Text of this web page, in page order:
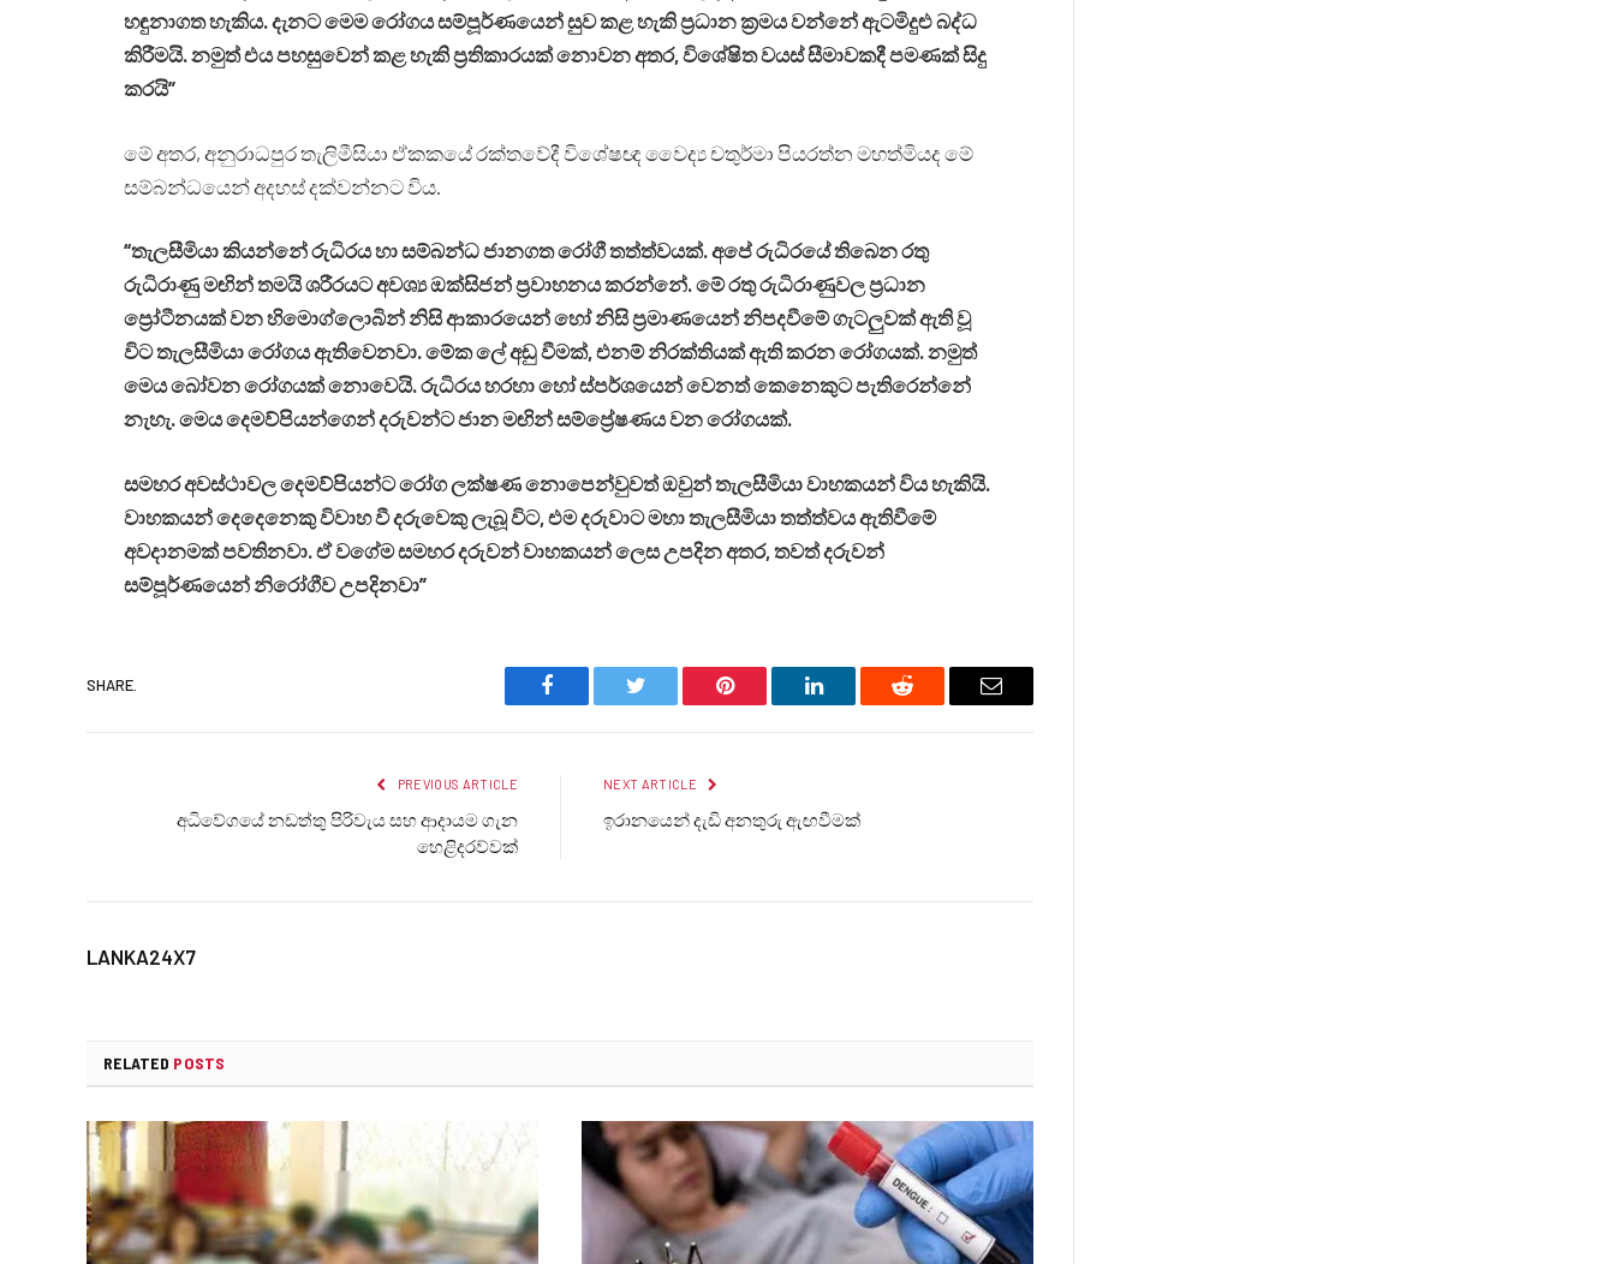
හඳුනාගත හැකිය. දැනට මෙම රෝගය සම්පූර්ණයෙන් සුව කළ හැකි ප්‍රධාන ක්‍රමය වන්නේ ඇටමිදුළු බද්ධ
කිරීමයි. නමුත් එය පහසුවෙන් කළ හැකි ප්‍රතිකාරයක් නොවන අතර, විශේෂිත වයස් සීමාවකදී පමණක් සිදු
කරයි”
මේ අතර, අනුරාධපුර තැලිමීසියා ඒකකයේ රක්තවේදී විශේෂඥ වෛද්‍ය චතුර්මා පියරත්න මහත්මියද මේ
සම්බන්ධයෙන් අදහස් දක්වන්නට විය.
“තැලසීමියා කියන්නේ රුධිරය හා සම්බන්ධ ජානගත රෝගී තත්ත්වයක්. අපේ රුධිරයේ තිබෙන රතු
රුධිරාණු මඟින් තමයි ශරීරයට අවශ්‍ය ඔක්සිජන් ප්‍රවාහනය කරන්නේ. මේ රතු රුධිරාණුවල ප්‍රධාන
ප්‍රෝටීනයක් වන හිමොග්ලොබින් නිසි ආකාරයෙන් හෝ නිසි ප්‍රමාණයෙන් නිපදවීමේ ගැටලුවක් ඇති වූ
විට තැලසීමියා රෝගය ඇතිවෙනවා. මේක ලේ අඩු වීමක්, එනම් නිරක්තියක් ඇති කරන රෝගයක්. නමුත්
මෙය බෝවන රෝගයක් නොවෙයි. රුධිරය හරහා හෝ ස්පර්ශයෙන් වෙනත් කෙනෙකුට පැතිරෙන්නේ
නැහැ. මෙය දෙමව්පියන්ගෙන් දරුවන්ට ජාන මඟින් සම්ප්‍රේෂණය වන රෝගයක්.
සමහර අවස්ථාවල දෙමව්පියන්ට රෝග ලක්ෂණ නොපෙන්වුවත් ඔවුන් තැලසීමියා වාහකයන් විය හැකියි.
වාහකයන් දෙදෙනෙකු විවාහ වී දරුවෙකු ලැබූ විට, එම දරුවාට මහා තැලසීමියා තත්ත්වය ඇතිවීමේ
අවදානමක් පවතිනවා. ඒ වගේම සමහර දරුවන් වාහකයන් ලෙස උපදින අතර, තවත් දරුවන්
සම්පූර්ණයෙන් නිරෝගීව උපදිනවා”
SHARE.
Facebook Twitter Pinterest LinkedIn Reddit Email
PREVIOUS ARTICLE
අධිවේගයේ නඩත්තු පිරිවැය සහ ආදායම ගැන
හෙළිදරව්වක්
NEXT ARTICLE
ඉරානයෙන් දැඩි අනතුරු ඇඟවීමක්
LANKA24X7
RELATED POSTS